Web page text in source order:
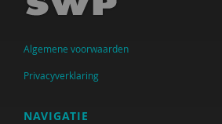
Jolanda Douma
Algemene voorwaarden
Privacyverklaring
NAVIGATIE